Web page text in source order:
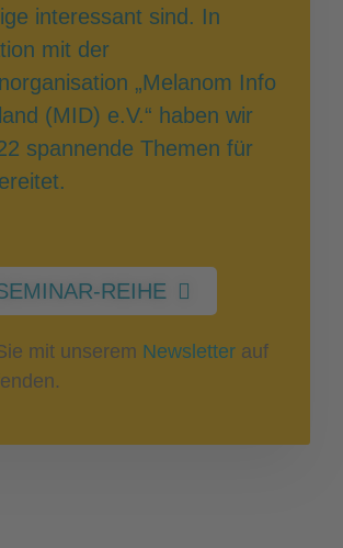
interessant sind. In
mit der
„Melanom Info
(MID) e.V.“ haben wir
spannende Themen für
REIHE
mit unserem Newsletter auf